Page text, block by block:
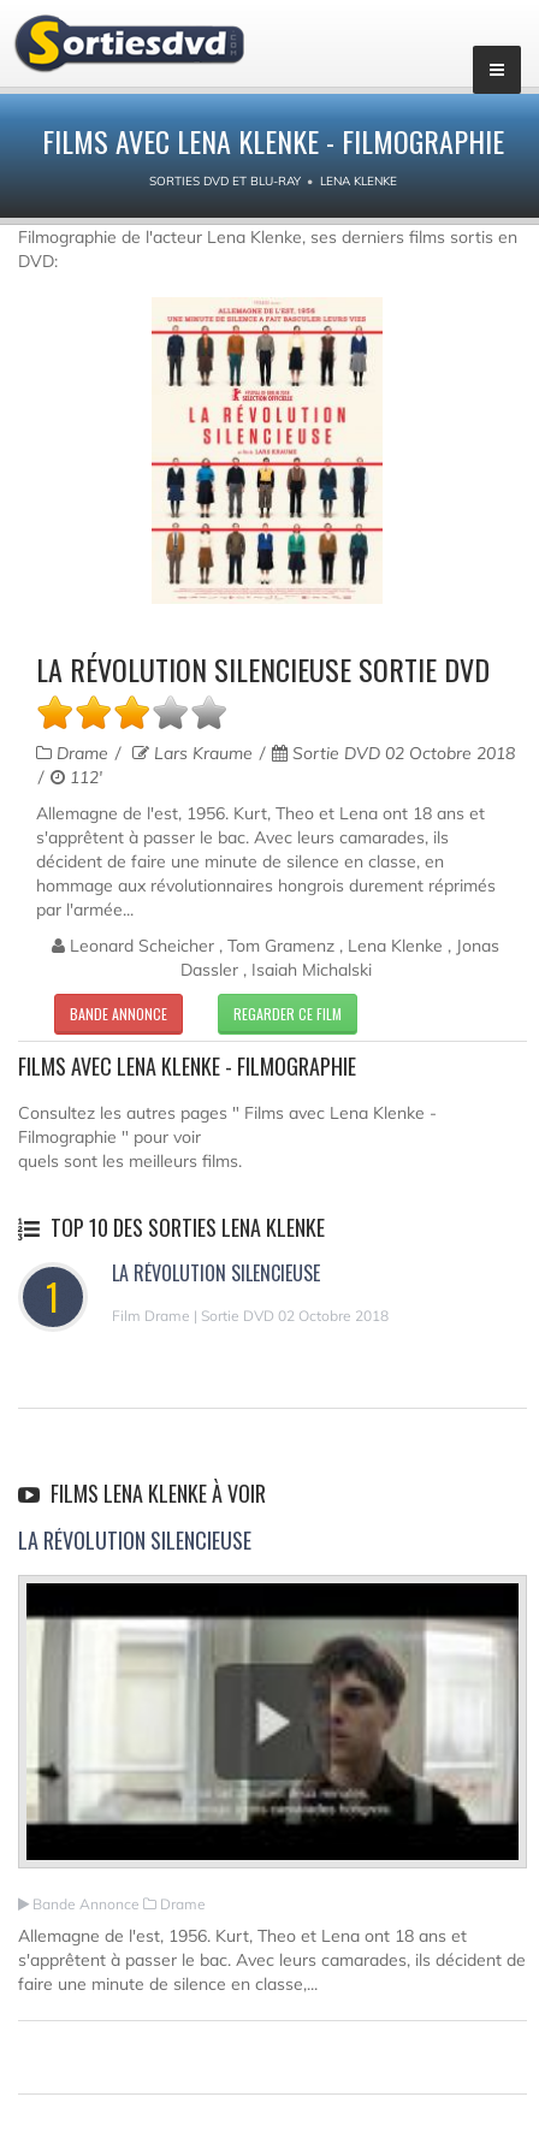
FILMS AVEC LENA KLENKE - FILMOGRAPHIE
SORTIES DVD ET BLU-RAY LENA KLENKE
Filmographie de l'acteur Lena Klenke, ses derniers films sortis en
DVD:
LA RÉVOLUTION SILENCIEUSE SORTIE DVD
Drame Lars Kraume
Sortie DVD 02 Octobre 2018
112'
Allemagne de l'est, 1956. Kurt, Theo et Lena ont 18 ans et
s'apprêtent à passer le bac. Avec leurs camarades, ils
décident de faire une minute de silence en classe, en
hommage aux révolutionnaires hongrois durement réprimés
par l'armée...
Leonard Scheicher , Tom Gramenz , Lena Klenke , Jonas
Dassler , Isaiah Michalski
BANDE ANNONCE REGARDER CE FILM
FILMS AVEC LENA KLENKE - FILMOGRAPHIE
Consultez les autres pages " Films avec Lena Klenke -
Filmographie " pour voir
quels sont les meilleurs films.
TOP 10 DES SORTIES LENA KLENKE
1 LA RÉVOLUTION SILENCIEUSE
Film Drame | Sortie DVD 02 Octobre 2018
FILMS LENA KLENKE À VOIR
LA RÉVOLUTION SILENCIEUSE
Bande Annonce Drame
Allemagne de l'est, 1956. Kurt, Theo et Lena ont 18 ans et
s'apprêtent à passer le bac. Avec leurs camarades, ils décident de
faire une minute de silence en classe,...